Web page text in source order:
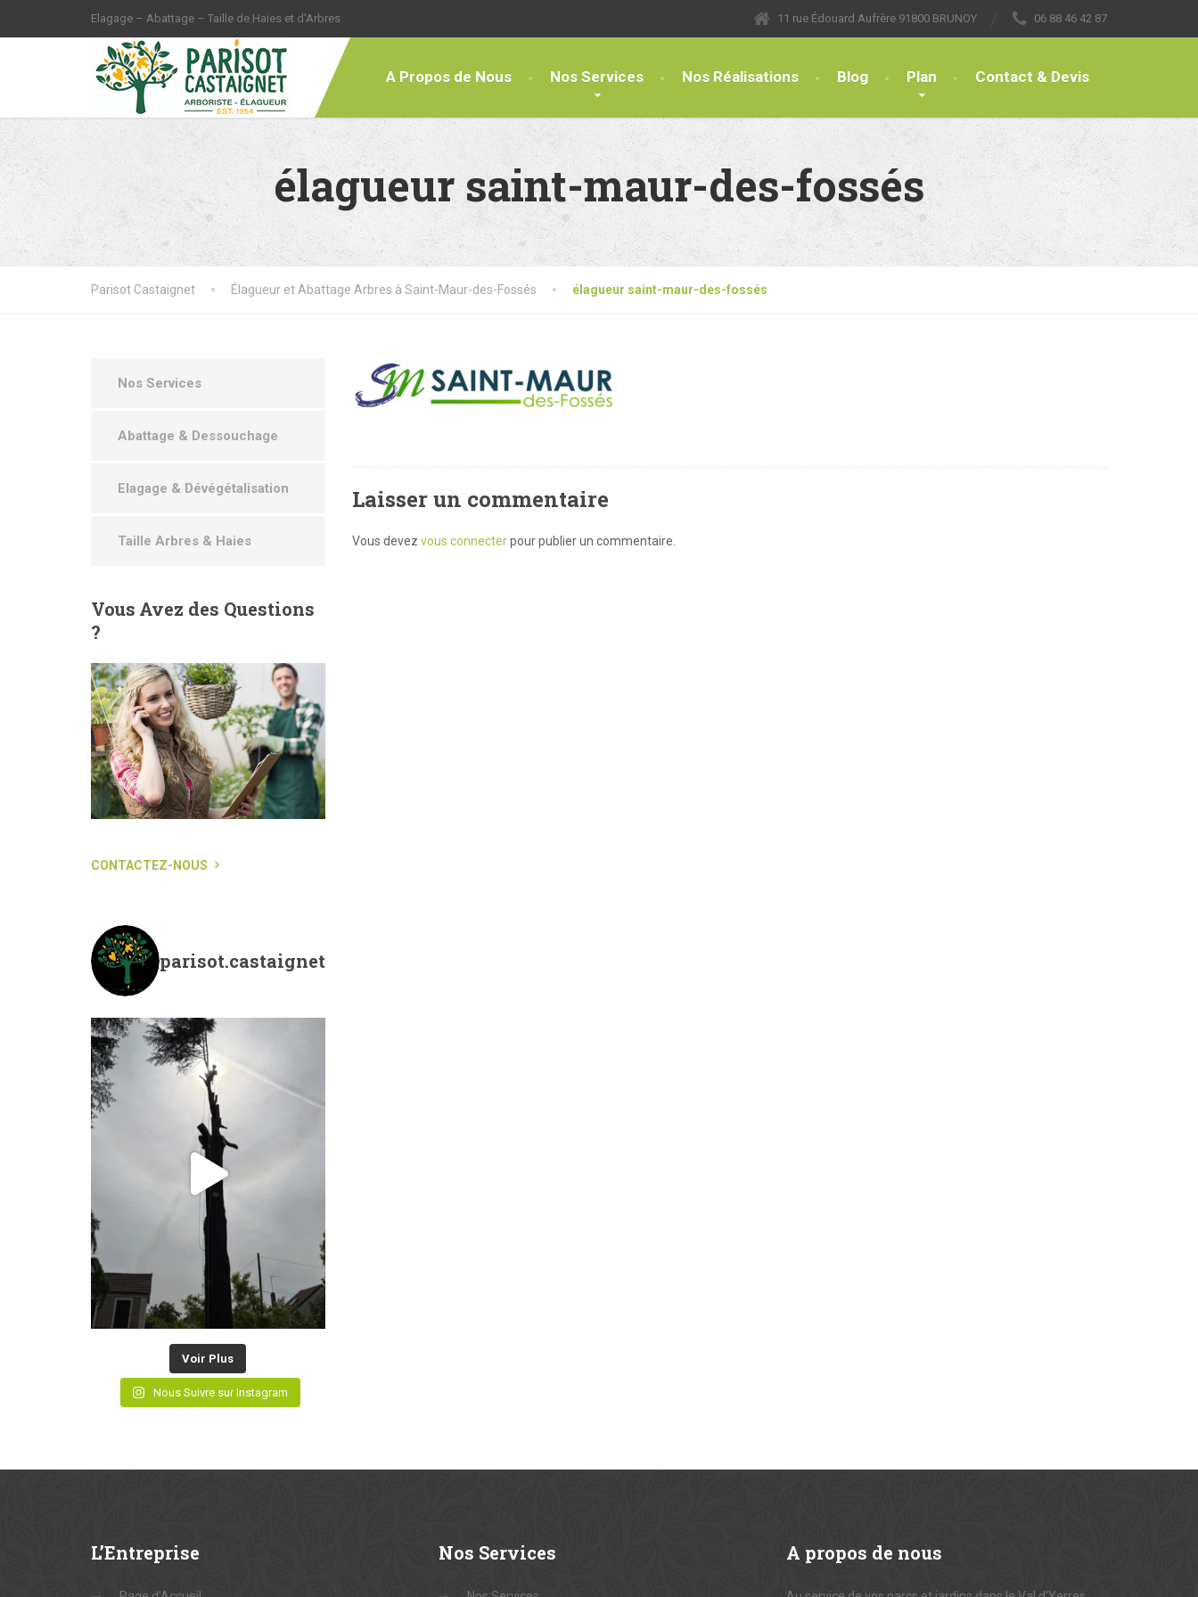
Elagage – Abattage – Taille de Haies et d'Arbres 11 rue Édouard Aufrère 91800 BRUNOY 06 88 46 42 87
A Propos de Nous Nos Services Nos Réalisations Blog Plan Contact & Devis
élagueur saint-maur-des-fossés
Parisot Castaignet Élagueur et Abattage Arbres à Saint-Maur-des-Fossés élagueur saint-maur-des-fossés
Laisser un commentaire
Vous devez vous connecterpour publier un commentaire.
Nos Services
Abattage & Dessouchage
Elagage & Dévégétalisation
Taille Arbres & Haies
VousAvez des Questions
?
CONTACTEZ-NOUS
parisot.castaignet
Voir Plus
Nous Suivre sur Instagram
L’Entreprise Nos Services A propos de nous